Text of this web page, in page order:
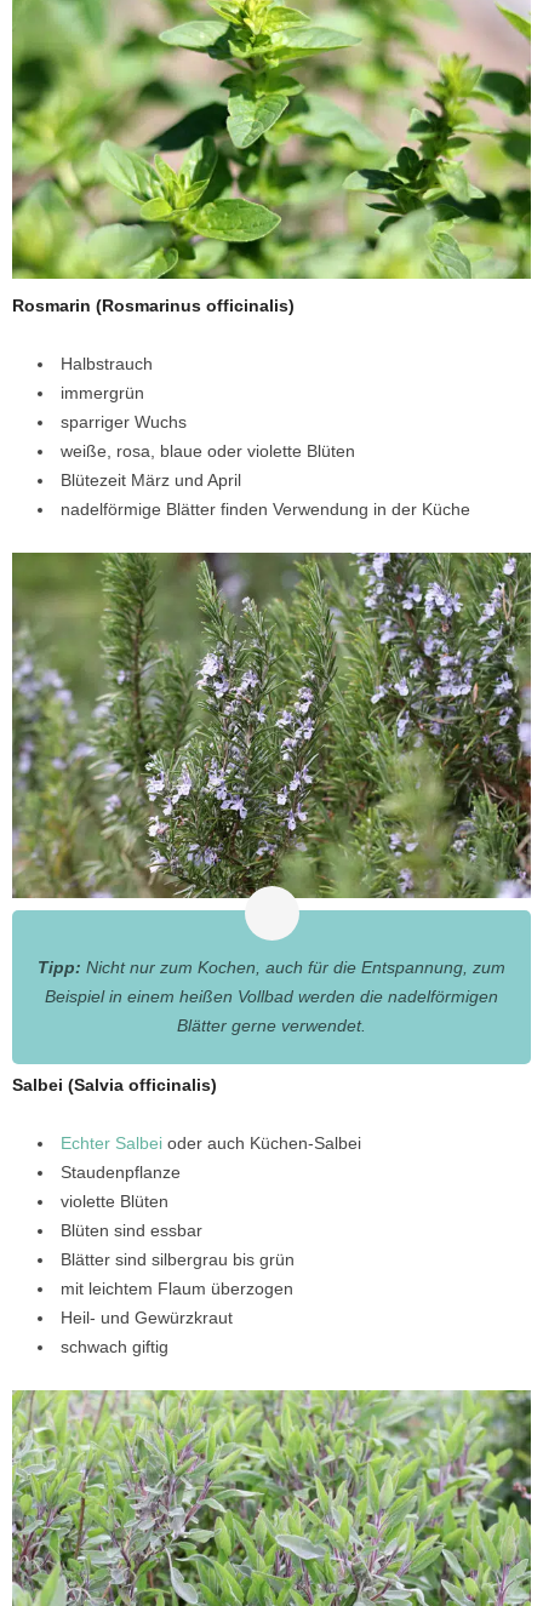
Rosmarin (Rosmarinus officinalis)
Halbstrauch
immergrün
sparriger Wuchs
weiße, rosa, blaue oder violette Blüten
Blütezeit März und April
nadelförmige Blätter finden Verwendung in der Küche
Tipp: Nicht nur zum Kochen, auch für die Entspannung, zum
Beispiel in einem heißen Vollbad werden die nadelförmigen
Blätter gerne verwendet.
Salbei (Salvia officinalis)
Echter Salbei oder auch Küchen-Salbei
Staudenpflanze
violette Blüten
Blüten sind essbar
Blätter sind silbergrau bis grün
mit leichtem Flaum überzogen
Heil- und Gewürzkraut
schwach giftig